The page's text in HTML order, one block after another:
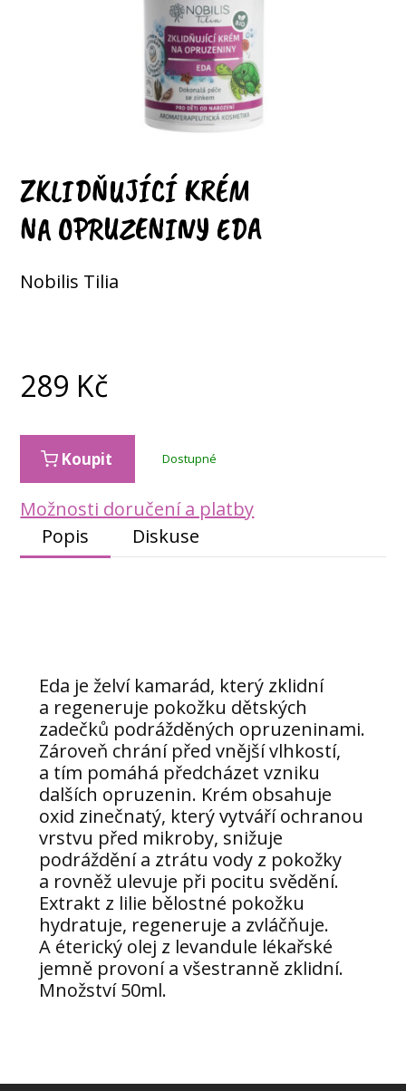
ZKLIDŇUJÍCÍ KRÉM
NA OPRUZENINY EDA
Nobilis Tilia
289 Kč
Koupit Dostupné
Možnosti doručení a platby
Popis
Diskuse
Eda je želví kamarád, který zklidní
a regeneruje pokožku dětských
zadečků podrážděných opruzeninami.
Zároveň chrání před vnější vlhkostí,
a tím pomáhá předcházet vzniku
dalších opruzenin. Krém obsahuje
oxid zinečnatý, který vytváří ochranou
vrstvu před mikroby, snižuje
podráždění a ztrátu vody z pokožky
a rovněž ulevuje při pocitu svědění.
Extrakt z lilie bělostné pokožku
hydratuje, regeneruje a zvláčňuje.
A éterický olej z levandule lékařské
jemně provoní a všestranně zklidní.
Množství 50ml.